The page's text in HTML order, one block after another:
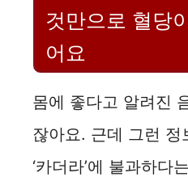
것만으로 혈당
어요
몸에 좋다고 알려진
잖아요. 근데 그런
‘카더라’에 불과하다